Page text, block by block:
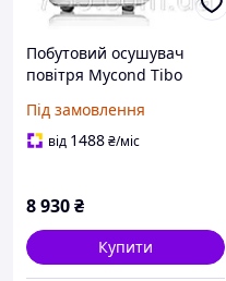
Побутовий осушувач
повітря Mycond Tibo
до 25 м2. Обсяг видобутої
вологи до 12 літрів на
Під замовлення
від 1488₴/міс
8 930₴
Купити